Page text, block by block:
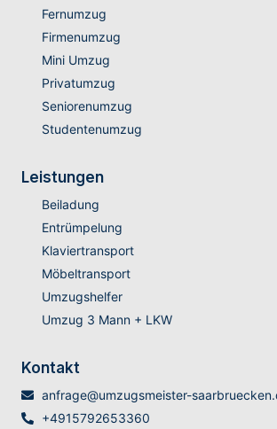
Fernumzug
Firmenumzug
Mini Umzug
Privatumzug
Seniorenumzug
Studentenumzug
Leistungen
Beiladung
Entrümpelung
Klaviertransport
Möbeltransport
Umzugshelfer
Umzug 3 Mann + LKW
Kontakt
anfrage@umzugsmeister-
+4915792653360